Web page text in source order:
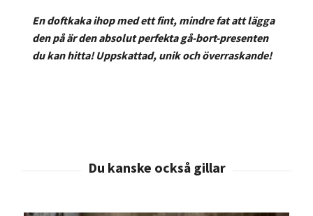
En doftkaka ihop med ett fint, mindre fat att lägga
den på är den absolut perfekta gå-bort-presenten
du kan hitta! Uppskattad, unik och överraskande!